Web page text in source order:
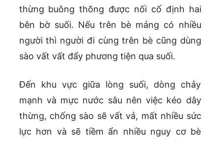
thừng buông thõng được nối cố định hai
bên bờ suối. Nếu trên bè mảng có nhiều
người thì người đi cùng trên bè cũng dùng
sào vất vất đẩy phương tiện qua suối.
Đến khu vực giữa lòng suối, dòng chảy
mạnh và mực nước sâu nên việc kéo dây
thừng, chống sào sẽ vất vả, mất nhiều sức
lực hơn và sẽ tiềm ẩn nhiều nguy cơ bè